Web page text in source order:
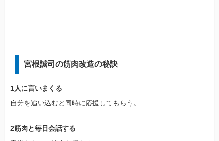
宮根誠司の筋肉改造の秘訣
1人に言いまくる
自分を追い込むと同時に応援してもらう。
2筋肉と毎日会話する